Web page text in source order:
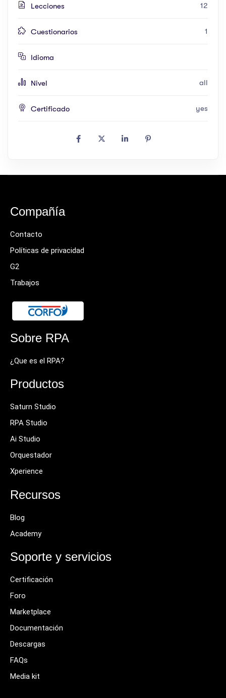
Lecciones 12
Cuestionarios 1
Idioma
Nivel all
Certificado yes
Compañía
Contacto
Políticas de privacidad
G2
Trabajos
Sobre RPA
¿Que es el RPA?
Productos
Saturn Studio
RPA Studio
Ai Studio
Orquestador
Xperience
Recursos
Blog
Academy
Soporte y servicios
Certificación
Foro
Marketplace
Documentación
Descargas
FAQs
Media kit